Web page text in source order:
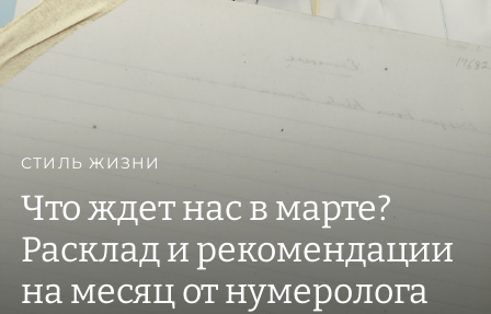
СТИЛЬ ЖИЗНИ
Что ждет нас в марте?
Расклад и рекомендации
на месяц от нумеролога